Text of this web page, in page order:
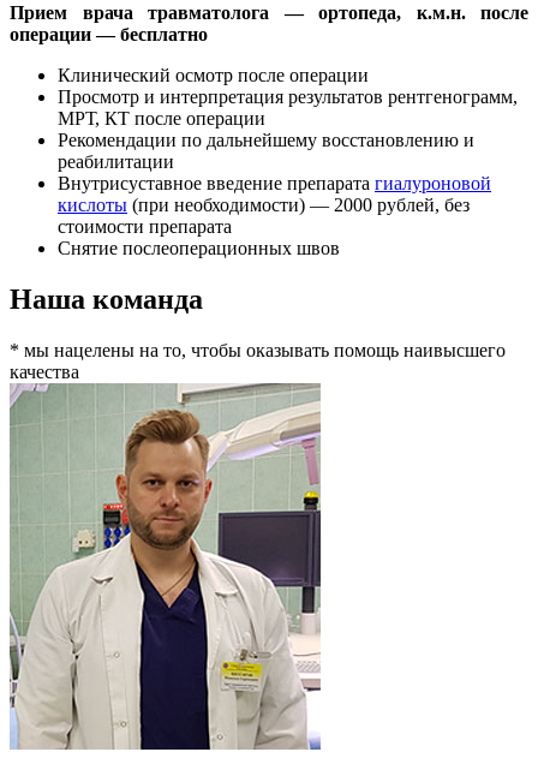
Прием врача травматолога — ортопеда, к.м.н. после
операции — бесплатно
Клинический осмотр после операции
Просмотр и интерпретация результатов рентгенограмм,
МРТ, КТ после операции
Рекомендации по дальнейшему восстановлению и
реабилитации
Внутрисуставное введение препарата гиалуроновой
кислоты (при необходимости) — 2000 рублей, без
стоимости препарата
Снятие послеоперационных швов
Наша команда
* мы нацелены на то, чтобы оказывать помощь наивысшего
качества